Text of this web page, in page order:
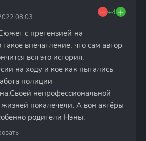
08:03
+4
с претензией на
впечатление, что сам автор
вся это история.
на ходу и кое как пытались
полиции
непрофессиональной
жизней покалечели. А вон актёры
родители Нэны.